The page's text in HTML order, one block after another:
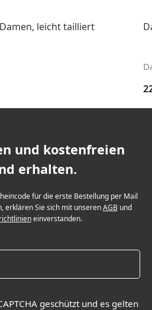
leicht tailliert
und kostenfreien
erhalten.
für die erste Bestellung per Mail
erklären Sie sich mit unserenAGBund
einverstanden.
geschützt und es gelten